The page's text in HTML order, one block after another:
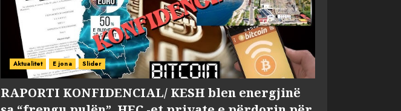
Aktualitet E jona Slider
RAPORTI KONFIDENCIAL/ KESH blen energjinë